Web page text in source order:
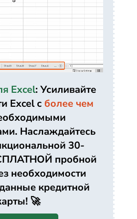
Excel: Усиливайте
Excel с более чем
Наслаждайтесь
30-
пробной
необходимости
кредитной
🚀